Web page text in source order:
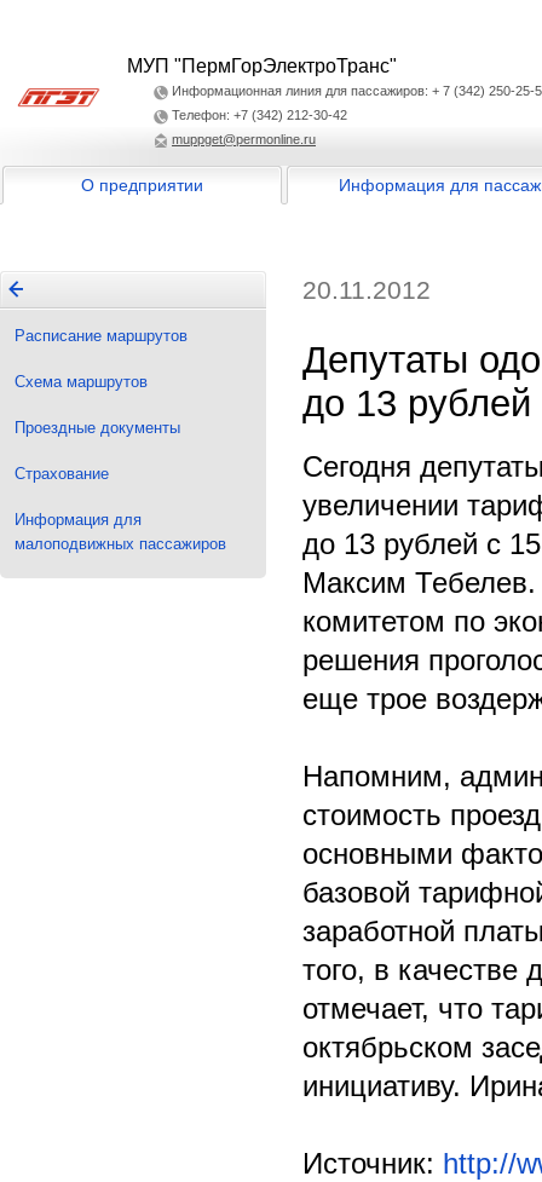
МУП "ПермГорЭлектроТранс"
Информационная линия для пассажиров: + 7 (342) 250-25-
Телефон: +7 (342) 212-30-42
muppget@permonline.ru
О предприятии Информация для
Расписание маршрутов
Схема маршрутов
Проездные документы
Страхование
Информация для
малоподвижных пассажиров
20.11.2012
Депутаты
до 13
Сегодня
увеличении
до 13 рублей с
Максим
комитетом по
решения
еще трое
Напомним,
стоимость
основными
базовой
заработной
того, в
отмечает, что
октябрьском
инициативу.
Источник: http://